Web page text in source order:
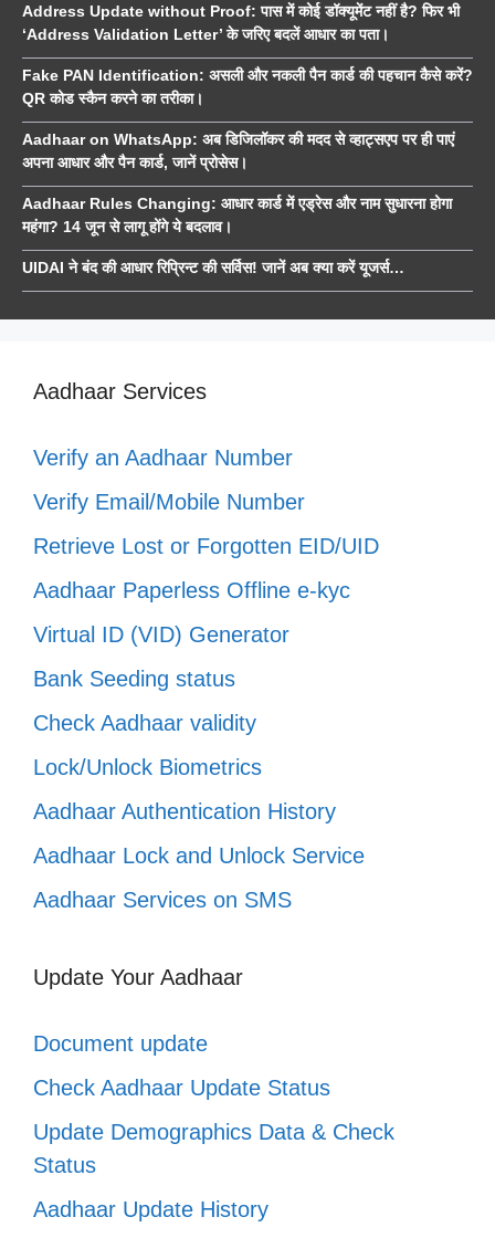
Address Update without Proof: पास में कोई डॉक्यूमेंट नहीं है? फिर भी
‘Address Validation Letter’ के जरिए बदलें आधार का पता।
Fake PAN Identification: असली और नकली पैन कार्ड की पहचान कैसे करें?
QR कोड स्कैन करने का तरीका।
Aadhaar on WhatsApp: अब डिजिलॉकर की मदद से व्हाट्सएप पर ही पाएं
अपना आधार और पैन कार्ड, जानें प्रोसेस।
Aadhaar Rules Changing: आधार कार्ड में एड्रेस और नाम सुधारना होगा
महंगा? 14 जून से लागू होंगे ये बदलाव।
UIDAI ने बंद की आधार रिप्रिन्ट की सर्विस! जानें अब क्या करें यूजर्स…
Aadhaar Services
Verify an Aadhaar Number
Verify Email/Mobile Number
Retrieve Lost or Forgotten EID/UID
Aadhaar Paperless Offline e-kyc
Virtual ID (VID) Generator
Bank Seeding status
Check Aadhaar validity
Lock/Unlock Biometrics
Aadhaar Authentication History
Aadhaar Lock and Unlock Service
Aadhaar Services on SMS
Update Your Aadhaar
Document update
Check Aadhaar Update Status
Update Demographics Data & Check
Status
Aadhaar Update History